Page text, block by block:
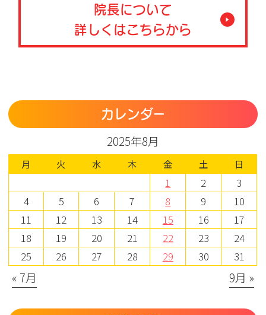
院長について
詳しくはこちらから
カレンダー
2025年8月
月 火 水 木 金 土 日
1 2
3
4
5 6 7 8 9
10
11
12 13 14 15 16
17
18
19 20 21 22 23
24
25
26 27 28 29 30 31
« 7月 9月 »